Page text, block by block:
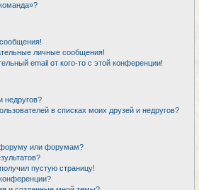
личные сообщения!
email от кого-то с этой конференции!
недругов?
в списках моих друзей и недругов?
форуму или форумам?
пустую страницу!